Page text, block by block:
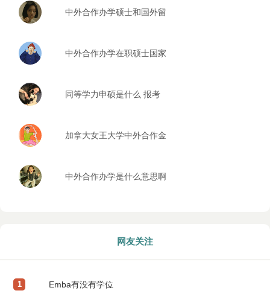
中外合作办学硕士和国外留
中外合作办学在职硕士国家
同等学力申硕是什么 报考
加拿大女王大学中外合作金
中外合作办学是什么意思啊
网友关注
1 Emba有没有学位